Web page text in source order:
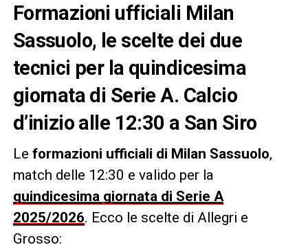
Formazioni ufficiali Milan
Sassuolo, le scelte dei due
tecnici per la quindicesima
giornata di Serie A. Calcio
d’inizio alle 12:30 a San Siro
Le formazioni ufficiali di Milan Sassuolo,
match delle 12:30 e valido per la
quindicesima giornata di Serie A
2025/2026. Ecco le scelte di Allegri e
Grosso: